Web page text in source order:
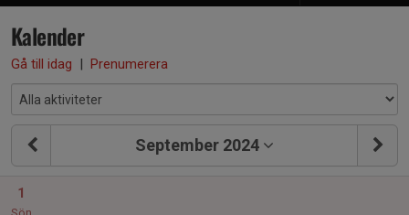
Kalender
Gå till idag | Prenumerera
September 2024
1